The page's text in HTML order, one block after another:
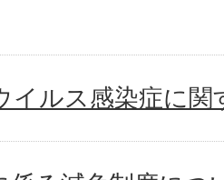
イルス感染症に関